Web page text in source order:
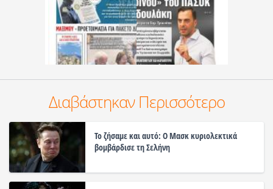
Διαβάστηκαν Περισσότερο
Το ζήσαμε και αυτό: Ο Μασκ κυριολεκτικά
βομβάρδισε τη Σελήνη